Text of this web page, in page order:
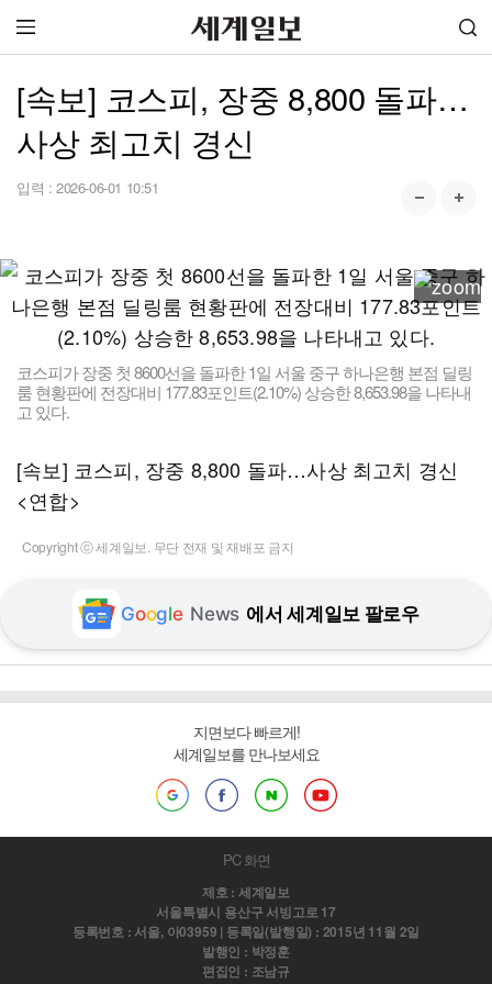
[속보] 코스피, 장중 8,800 돌파…
사상 최고치 경신
입력 : 2026-06-01 10:51
코스피가 장중 첫 8600선을 돌파한 1일 서울 중구 하나은행 본점 딜링
룸 현황판에 전장대비 177.83포인트(2.10%) 상승한 8,653.98을 나타내
고 있다.
[속보] 코스피, 장중 8,800 돌파…사상 최고치 경신
<연합>
Copyright ⓒ 세계일보. 무단 전재 및 재배포 금지
Google News 에서 세계일보 팔로우
지면보다 빠르게!
세계일보를 만나보세요
PC 화면
제호 : 세계일보
서울특별시 용산구 서빙고로 17
등록번호 : 서울, 아03959 | 등록일(발행일) : 2015년 11월 2일
발행인 : 박정훈
편집인 : 조남규